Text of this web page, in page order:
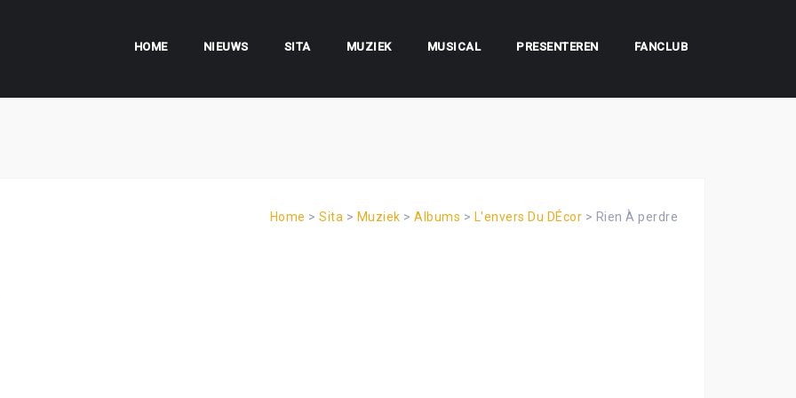
HOME NIEUWS SITA MUZIEK MUSICAL PRESENTEREN FANCLUB
Home > Sita > Muziek > Albums > L'envers Du DÉcor > Rien À perdre